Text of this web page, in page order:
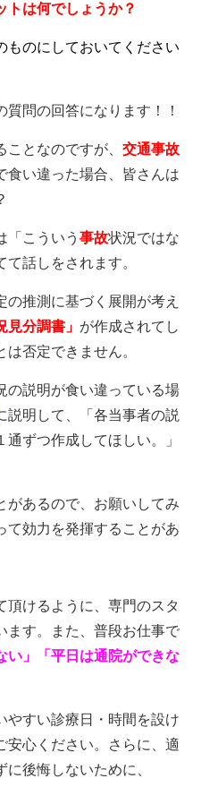
トは何でしょうか？
ものにしておいてください
質問の回答になります！！
となのですが、 交通事故
食い違った場合、皆さんは
「こういう 事故状況ではな
話しをされます。
の推測に基づく展開が考え
見分調書」 が作成されてし
否定できません。
の説明が食い違っている場
説明して、「各当事者の説
通ずつ作成してほしい。」
があるので、お願いしてみ
て効力を発揮することがあ
けるように、専門のスタ
ます。また、普段お仕事で
い」
「平日は通院ができな
やすい診療日・時間を設け
安心ください。さらに、適
後悔しないために、